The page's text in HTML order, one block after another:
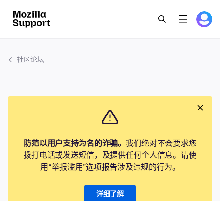
社区论坛
防范以用户支持为名的诈骗。 我们绝对不会要求您
拨打电话或发送短信，及提供任何个人信息。请使
用“举报滥用”选项报告涉及违规的行为。
详细了解